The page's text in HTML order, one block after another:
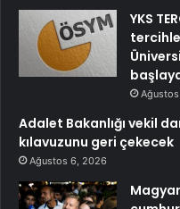
YKS
Adalet Bakanlığı vekil
kılavuzunu geri çekecek
Ağustos 6, 2026